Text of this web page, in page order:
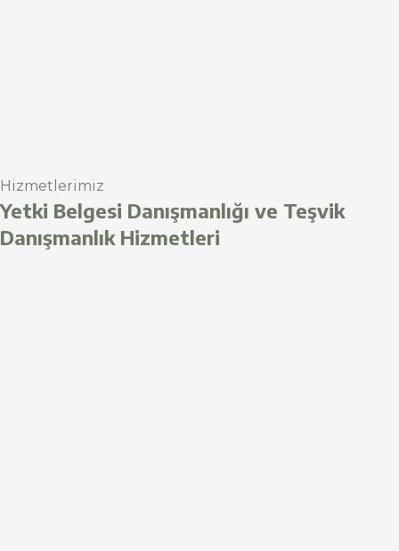
Hizmetlerimiz
Yetki Belgesi Danışmanlığı ve Teşvik
Danışmanlık Hizmetleri